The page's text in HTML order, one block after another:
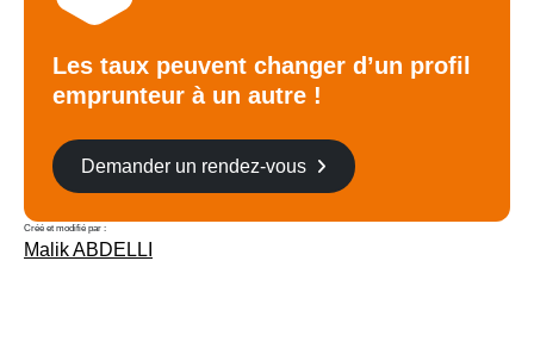
Les taux peuvent changer d’un profil
emprunteur à un autre !
Demander un rendez-vous
Créé et modifié par :
Malik ABDELLI